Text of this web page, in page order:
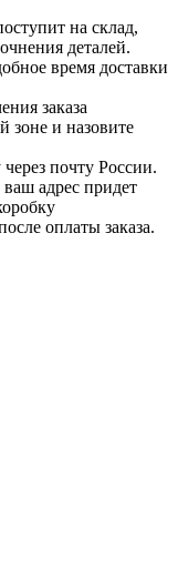
на склад,
деталей.
время доставки
заказа
зоне и назовите
почту России.
ваш адрес придет
оплаты заказа.